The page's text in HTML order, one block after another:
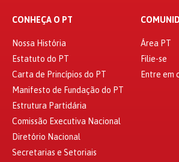
CONHEÇA O PT
Nossa História
Estatuto do PT
Carta de Princípios do PT
Manifesto de Fundação do PT
Estrutura Partidária
Comissão Executiva Nacional
Diretório Nacional
Secretarias e Setoriais
Área PT
Filie-se
Entre em